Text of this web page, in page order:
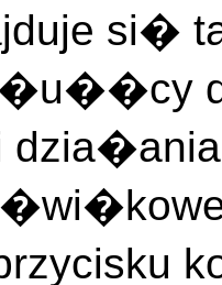
si�